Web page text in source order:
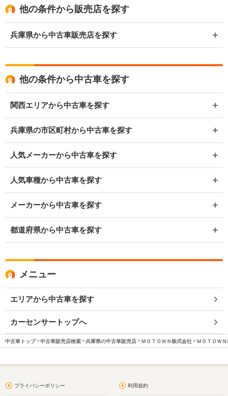
他の条件から販売店を探す
兵庫県から中古車販売店を探す
他の条件から中古車を探す
関西エリアから中古車を探す
兵庫県の市区町村から中古車を探す
人気メーカーから中古車を探す
人気車種から中古車を探す
メーカーから中古車を探す
都道府県から中古車を探す
メニュー
エリアから中古車を探す
カーセンサートップへ
中古車トップ 中古車販売店検索 兵庫県の中古車販売店 ＭＯＴＯＷＮ株式会社 ＭＯＴＯＷ
プライバシーポリシー 利用規約